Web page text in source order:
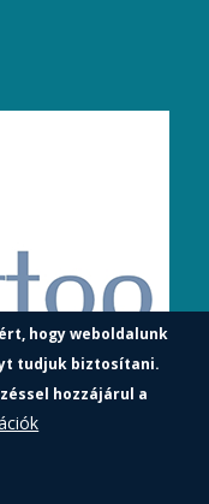
hogy weboldalunk
tudjuk biztosítani.
hozzájárul a